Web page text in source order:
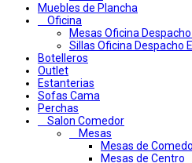
Muebles de Plancha
Oficina
Mesas Oficina
Sillas Oficina Despacho
Botelleros
Outlet
Estanterias
Sofas Cama
Perchas
Salon Comedor
Mesas
Mesas de
Mesas de Centro